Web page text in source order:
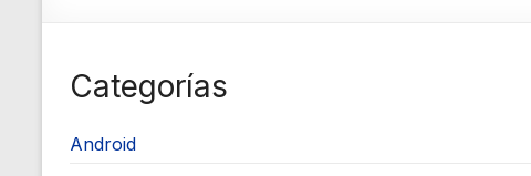
Categorías
Android